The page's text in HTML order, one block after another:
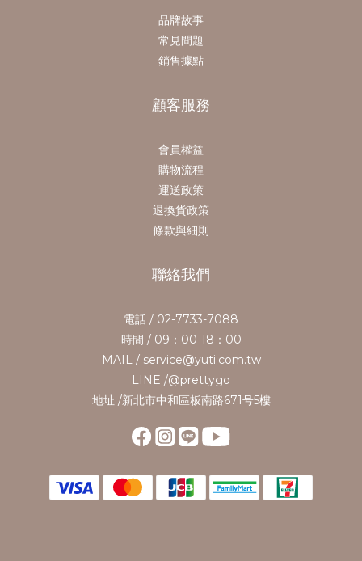
品牌故事
常見問題
銷售據點
顧客服務
會員權益
購物流程
運送政策
退換貨政策
條款與細則
聯絡我們
電話 / 02-7733-7088
時間 / 09：00-18：00
MAIL / service@yuti.com.tw
LINE /@prettygo
地址 /新北市中和區板南路671号5樓